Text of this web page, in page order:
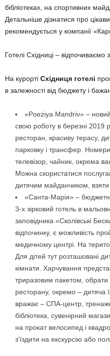
бібліотеках, на спортивних
Детальніше дізнатися про
рекомендується у компанії
Готелі Східниці –
На курорті Східниця готелі
в залежності від бюджету і
«Poeziya Mandriv» –
свою роботу в березні 2019
ресторан, красиву терасу,
парковку і трансфер.
телевізор, чайник, окрема
Можна скористатися
дитячим майданчиком,
«Санта-Марія» –
3-х зірковий готель в
заповідника «Сколівські
відпочинку, є можливість
медичному центрі. На
Для дітей тут розташовані
кімнати. Харчування
триразовим пакетом,
ресторану, окремо – дитяча
вражає – СПА-центр,
бібліотека, сувенірний
на прокат велосипед і
з’їздити на екскурсію або